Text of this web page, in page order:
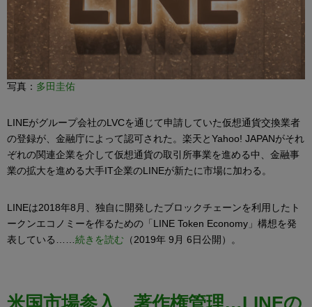
写真： 多田圭佑
LINEがグループ会社のLVCを通じて申請していた仮想通貨交換業者
の登録が、金融庁によって認可された。楽天とYahoo! JAPANがそれ
ぞれの関連企業を介して仮想通貨の取引所事業を進める中、金融事
業の拡大を進める大手IT企業のLINEが新たに市場に加わる。
LINEは2018年8月、独自に開発したブロックチェーンを利用したト
ークンエコノミーを作るための「LINE Token Economy」構想を発
表している……続きを読む （2019年 9月 6日公開）。